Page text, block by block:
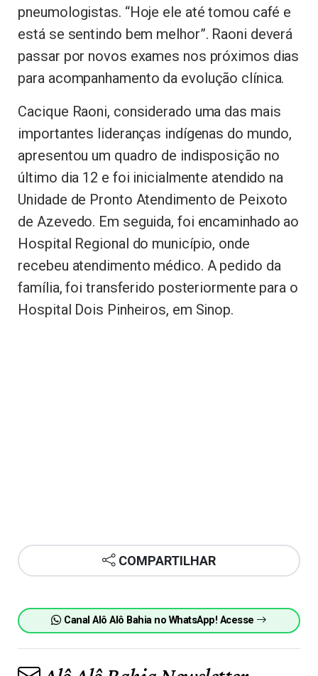
pneumologistas. “Hoje ele até tomou café e
está se sentindo bem melhor”. Raoni deverá
passar por novos exames nos próximos dias
para acompanhamento da evolução clínica.
Cacique Raoni, considerado uma das mais
importantes lideranças indígenas do mundo,
apresentou um quadro de indisposição no
último dia 12 e foi inicialmente atendido na
Unidade de Pronto Atendimento de Peixoto
de Azevedo. Em seguida, foi encaminhado ao
Hospital Regional do município, onde
recebeu atendimento médico. A pedido da
família, foi transferido posteriormente para o
Hospital Dois Pinheiros, em Sinop.
COMPARTILHAR
Canal Alô Alô Bahia no WhatsApp! Acesse